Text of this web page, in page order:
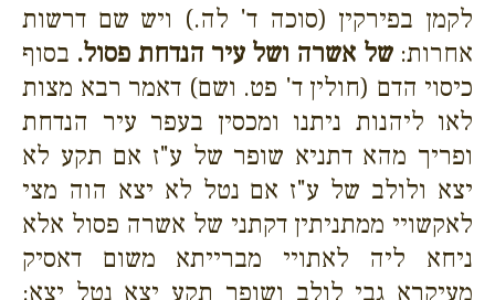
לקמן בפירקין (סוכה ד' לה.) ויש שם דרשות
אחרות:של אשרה ושל עיר הנדחת פסול. בסוף
כיסוי הדם (חולין ד' פט. ושם) דאמר רבא מצות
לאו ליהנות ניתנו ומכסין בעפר עיר הנדחת
ופריך מהא דתניא שופר של ע"ז אם תקע לא
יצא ולולב של ע"ז אם נטל לא יצא הוה מצי
לאקשויי ממתניתין דקתני של אשרה פסול אלא
ניחא ליה לאתויי מברייתא משום דאסיק
מעיקרא גבי לולב ושופר תקע יצא נטל יצא: